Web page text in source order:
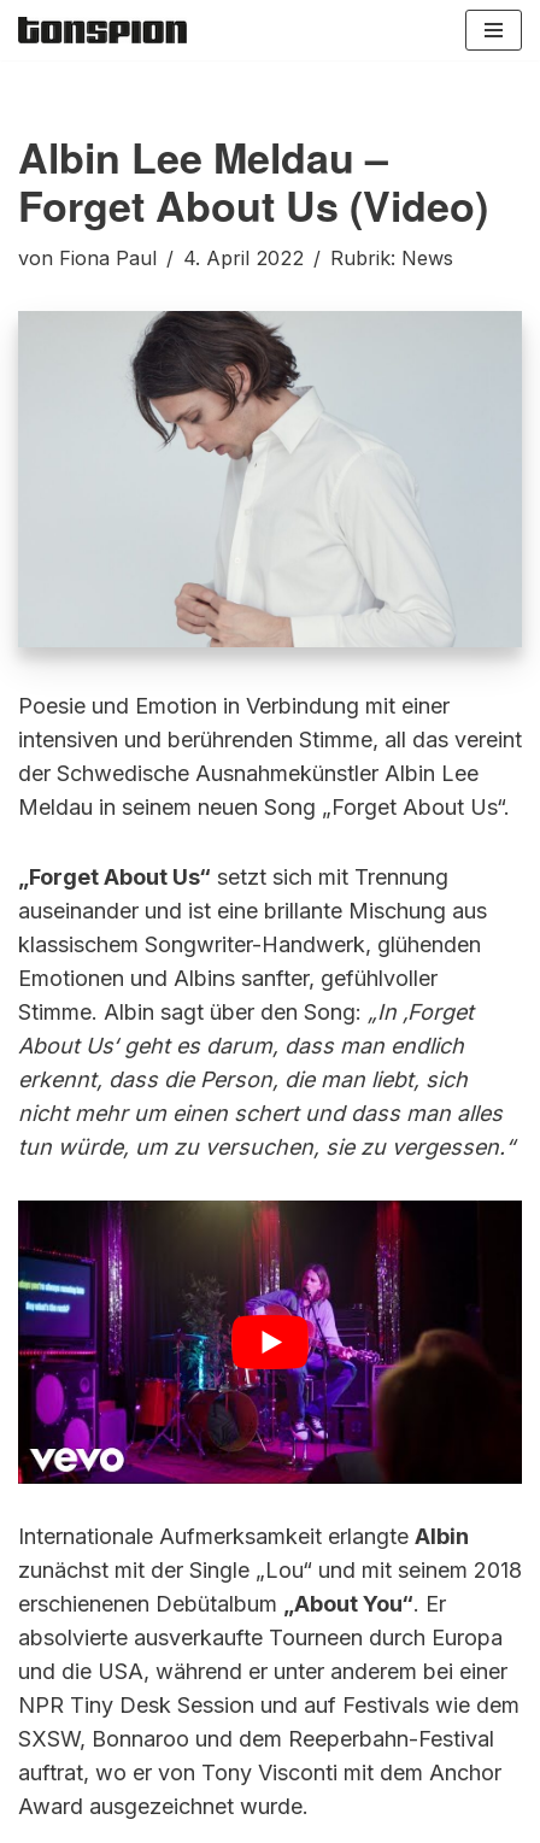
Albin Lee Meldau –
Forget About Us (Video)
von Fiona Paul 4. April 2022 Rubrik: News
Poesie und Emotion in Verbindung mit einer
intensiven und berührenden Stimme, all das vereint
der Schwedische Ausnahmekünstler Albin Lee
Meldau in seinem neuen Song „Forget About Us“.
„Forget About Us“ setzt sich mit Trennung
auseinander und ist eine brillante Mischung aus
klassischem Songwriter-Handwerk, glühenden
Emotionen und Albins sanfter, gefühlvoller
Stimme. Albin sagt über den Song: „In ‚Forget
About Us‘ geht es darum, dass man endlich
erkennt, dass die Person, die man liebt, sich
nicht mehr um einen schert und dass man alles
tun würde, um zu versuchen, sie zu vergessen.“
Internationale Aufmerksamkeit erlangte Albin
zunächst mit der Single „Lou“ und mit seinem 2018
erschienenen Debütalbum
„About You“. Er
absolvierte ausverkaufte Tourneen durch Europa
und die USA, während er unter anderem bei einer
NPR Tiny Desk Session und auf Festivals wie dem
SXSW, Bonnaroo und dem Reeperbahn-Festival
auftrat, wo er von Tony Visconti mit dem Anchor
Award ausgezeichnet wurde.